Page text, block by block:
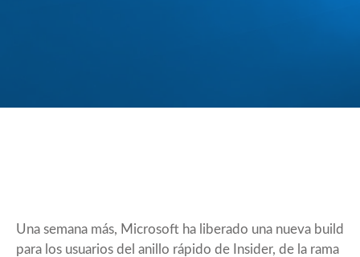
Una semana más, Microsoft ha liberado una nueva build
para los usuarios del anillo rápido de Insider, de la rama